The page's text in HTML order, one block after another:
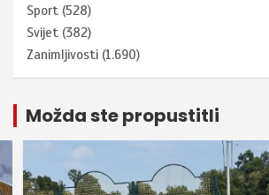
Sport (528)
Svijet (382)
Zanimljivosti (1.690)
Možda ste propustitli